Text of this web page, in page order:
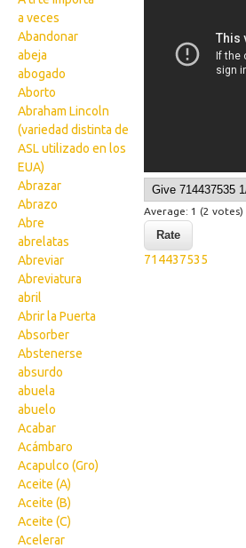
a veces
Abandonar
abeja
abogado
Aborto
Abraham Lincoln
(variedad distinta de
ASL utilizado en los
EUA)
Abrazar
Abrazo
Abre
abrelatas
Abreviar
Abreviatura
abril
Abrir la Puerta
Absorber
Abstenerse
absurdo
abuela
abuelo
Acabar
Acámbaro
Acapulco (Gro)
Aceite (A)
Aceite (B)
Aceite (C)
Acelerar
Average: 1 (2 votes)
714437535